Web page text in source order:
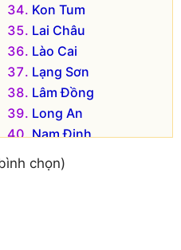
Kon Tum
Lai Châu
Lào Cai
Lạng Sơn
Lâm Đồng
Long An
Nam Định
Nghệ An
Ninh Bình
chọn)